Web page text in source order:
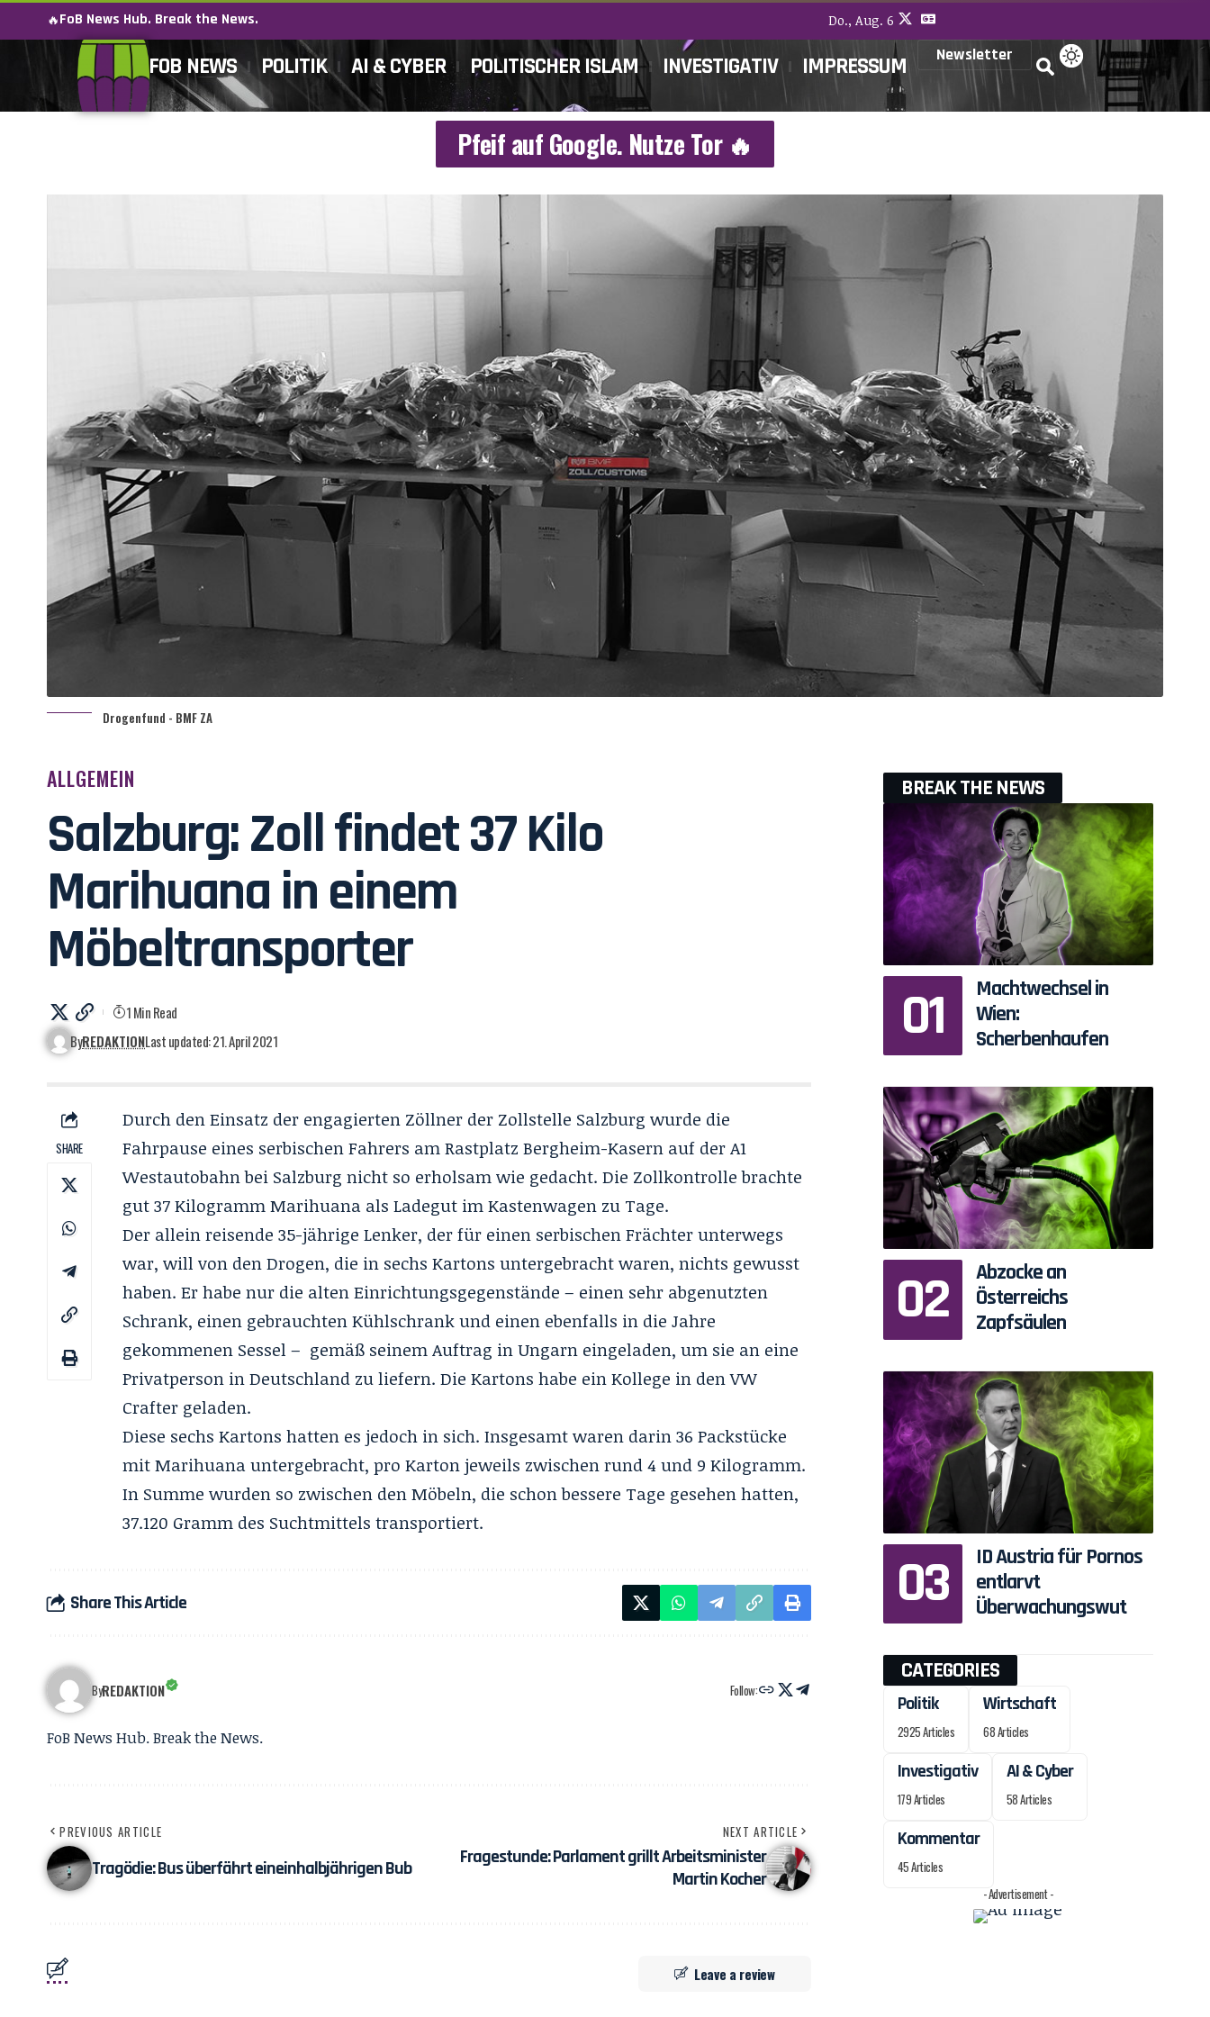
🔥FoB News Hub. Break the News. Do., Aug. 6
FOB NEWS POLITIK AI & CYBER POLITISCHER ISLAM INVESTIGATIV IMPRESSUM Newsletter
Pfeif auf Google. Nutze Tor 🔥
Drogenfund - BMF ZA
ALLGEMEIN
Salzburg: Zoll findet 37 Kilo
Marihuana in einem
Möbeltransporter
ByREDAKTIONLast updated: 21. April 2021
1 Min Read
SHARE
Durch den Einsatz der engagierten Zöllner der Zollstelle Salzburg wurde die
Fahrpause eines serbischen Fahrers am Rastplatz Bergheim-Kasern auf der A1
Westautobahn bei Salzburg nicht so erholsam wie gedacht. Die Zollkontrolle brachte
gut 37 Kilogramm Marihuana als Ladegut im Kastenwagen zu Tage.
Der allein reisende 35-jährige Lenker, der für einen serbischen Frächter unterwegs
war, will von den Drogen, die in sechs Kartons untergebracht waren, nichts gewusst
haben. Er habe nur die alten Einrichtungsgegenstände – einen sehr abgenutzten
Schrank, einen gebrauchten Kühlschrank und einen ebenfalls in die Jahre
gekommenen Sessel – gemäß seinem Auftrag in Ungarn eingeladen, um sie an eine
Privatperson in Deutschland zu liefern. Die Kartons habe ein Kollege in den VW
Crafter geladen.
Diese sechs Kartons hatten es jedoch in sich. Insgesamt waren darin 36 Packstücke
mit Marihuana untergebracht, pro Karton jeweils zwischen rund 4 und 9 Kilogramm.
In Summe wurden so zwischen den Möbeln, die schon bessere Tage gesehen hatten,
37.120 Gramm des Suchtmittels transportiert.
Share This Article
ByREDAKTION Follow:
FoB News Hub. Break the News.
PREVIOUS ARTICLE
Tragödie: Bus überfährt eineinhalbjährigen Bub
NEXT ARTICLE
Fragestunde: Parlament grillt Arbeitsminister
Martin Kocher
Leave a review
BREAK THE NEWS
Machtwechsel in
Wien:
Scherbenhaufen
Abzocke an
Österreichs
Zapfsäulen
ID Austria für Pornos
entlarvt
Überwachungswut
CATEGORIES
Politik
2925 Articles
Wirtschaft
68 Articles
Investigativ
179 Articles
AI & Cyber
58 Articles
Kommentar
45 Articles
- Advertisement -